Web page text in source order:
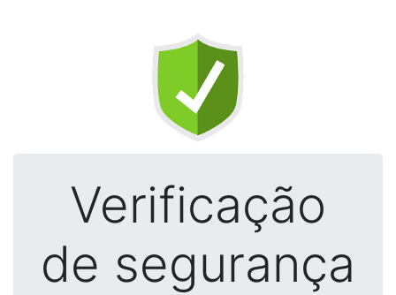
Verificação
de segurança